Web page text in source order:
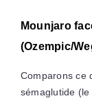
Mounjaro
(Ozempic/
Comparons ce
sémaglutide (le